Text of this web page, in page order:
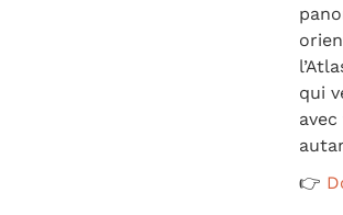
qui
👉